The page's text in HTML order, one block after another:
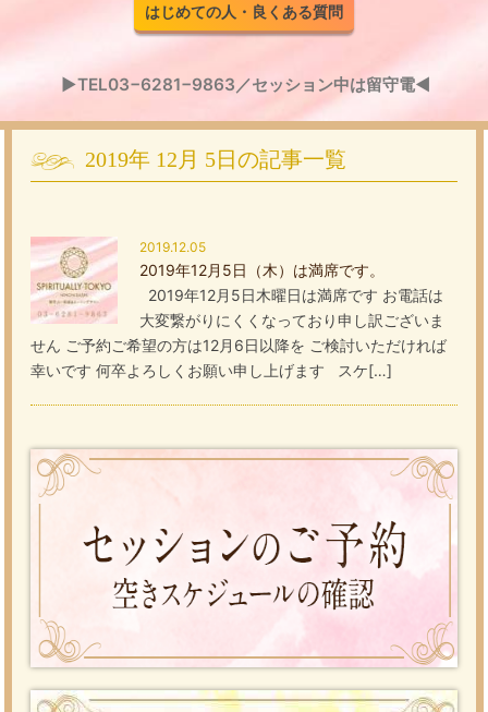
はじめての人・良くある質問
▶TEL03−6281−9863／セッション中は留守電◀
2019年 12月 5日の記事一覧
2019.12.05
2019年12月5日（木）は満席です。
2019年12月5日木曜日は満席です お電話は
大変繋がりにくくなっており申し訳ございま
せん ご予約ご希望の方は12月6日以降を ご検討いただければ
幸いです 何卒よろしくお願い申し上げます スケ[…]